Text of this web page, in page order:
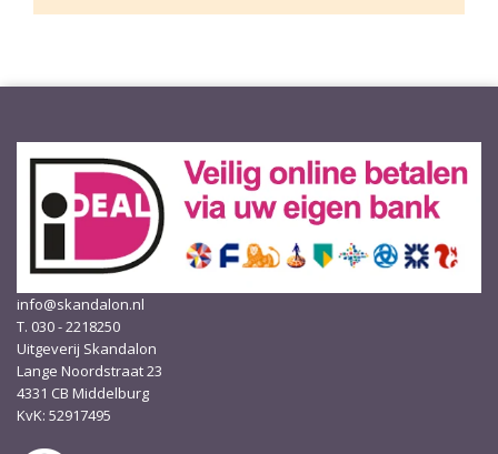
info@skandalon.nl
T. 030 - 2218250
Uitgeverij Skandalon
Lange Noordstraat 23
4331 CB Middelburg
KvK: 52917495